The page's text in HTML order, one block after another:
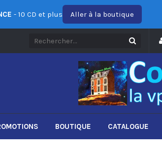
BOUTIQUE CATALOGUE
- 10 CD et plus Aller à la boutique